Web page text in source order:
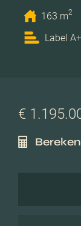
163 m2
Label
€